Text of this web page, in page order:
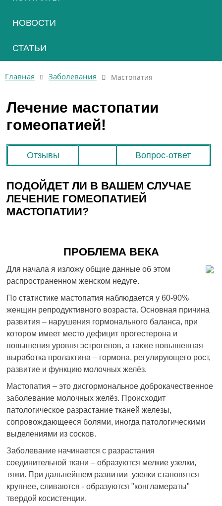
НОВОСТИ
СТАТЬИ
Главная Заболевания Мастопатия
Лечение мастопатии
гомеопатией!
Отзывы Вопрос-ответ
ПОДОЙДЕТ ЛИ В ВАШЕМ СЛУЧАЕ
ЛЕЧЕНИЕ ГОМЕОПАТИЕЙ
МАСТОПАТИИ?
ПРОБЛЕМА ВЕКА
Для начала я изложу общие данные об этом
распространенном женском недуге.
По статистике мастопатия наблюдается у 60-90%
женщин репродуктивного возраста. Основная причина
развития – нарушения гормонального баланса, при
котором имеет место дефицит прогестерона и
повышения уровня эстрогенов, а также повышенная
выработка пролактина – гормона, регулирующего рост,
развитие и функцию молочных желёз.
Мастопатия – это дисгормональное доброкачественное
заболевание молочных желёз. Происходит
патологическое разрастание тканей железы,
сопровождающееся болями, иногда патологическими
выделениями из сосков.
Заболевание начинается с разрастания
соединительной ткани – образуются мелкие узелки,
тяжи. При дальнейшем развитии узелки становятся
крупнее, сливаются - образуются "конгламераты"
твердой косистенции.